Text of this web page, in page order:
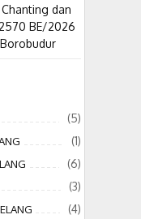
dan
BE/2026
(5)
(1)
(6)
(3)
(4)